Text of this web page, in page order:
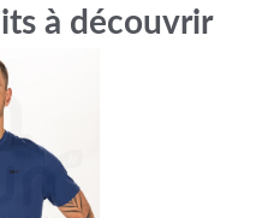
à découvrir